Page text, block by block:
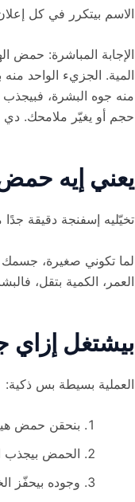
الاسم بيتكرر في كل
الإجابة المباشرة: حمض
المية. الجزيء الواحد
منه جوه البشرة،
حجم أو يغيّر ملامحك.
يعني إيه حمض
تخيّليه إسفنجة دقيقة
لما تكوني صغيرة، جسمك
العمر، الكمية بتقل،
بيشتغل إزاي
العملية بسيطة بس ذكية:
بنحقن حمض
الحمض بيجذب
وجوده بيحفّز